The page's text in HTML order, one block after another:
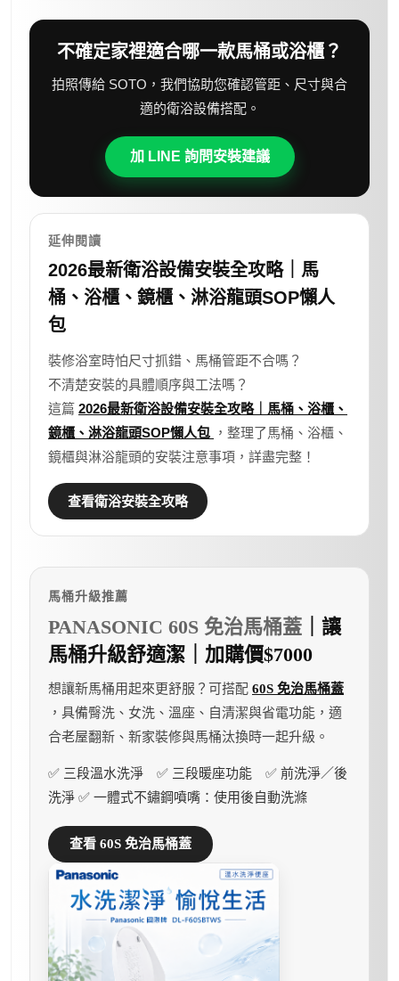
不確定家裡適合哪一款馬桶或浴櫃？
拍照傳給 SOTO，我們協助您確認管距、尺寸與合
適的衛浴設備搭配。
加 LINE 詢問安裝建議
延伸閱讀
2026最新衛浴設備安裝全攻略｜馬
桶、浴櫃、鏡櫃、淋浴龍頭SOP懶人
包
裝修浴室時怕尺寸抓錯、馬桶管距不合嗎？
不清楚安裝的具體順序與工法嗎？
這篇 2026最新衛浴設備安裝全攻略｜馬桶、浴櫃、
鏡櫃、淋浴龍頭SOP懶人包 ，整理了馬桶、浴櫃、
鏡櫃與淋浴龍頭的安裝注意事項，詳盡完整！
查看衛浴安裝全攻略
馬桶升級推薦
PANASONIC 60S 免治馬桶蓋 ｜讓
馬桶升級舒適潔｜加購價$7000
想讓新馬桶用起來更舒服？可搭配 60S 免治馬桶蓋
，具備臀洗、女洗、溫座、自清潔與省電功能，適
合老屋翻新、新家裝修與馬桶汰換時一起升級。
✅ 三段溫水洗淨 ✅ 三段暖座功能 ✅ 前洗淨／後
洗淨 ✅ 一體式不鏽鋼噴嘴：使用後自動洗滌
查看 60S 免治馬桶蓋